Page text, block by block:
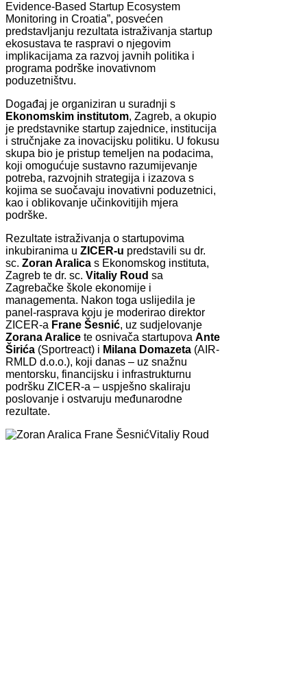
Evidence-Based Startup Ecosystem
Monitoring in Croatia”, posvećen
predstavljanju rezultata istraživanja startup
ekosustava te raspravi o njegovim
implikacijama za razvoj javnih politika i
programa podrške inovativnom
poduzetništvu.
Događaj je organiziran u suradnji s
Ekonomskim institutom, Zagreb, a okupio
je predstavnike startup zajednice, institucija
i stručnjake za inovacijsku politiku. U fokusu
skupa bio je pristup temeljen na podacima,
koji omogućuje sustavno razumijevanje
potreba, razvojnih strategija i izazova s
kojima se suočavaju inovativni poduzetnici,
kao i oblikovanje učinkovitijih mjera
podrške.
Rezultate istraživanja o startupovima
inkubiranima u ZICER-u predstavili su dr.
sc. Zoran Aralica s Ekonomskog instituta,
Zagreb te dr. sc. Vitaliy Roud sa
Zagrebačke škole ekonomije i
managementa. Nakon toga uslijedila je
panel-rasprava koju je moderirao direktor
ZICER-a Frane Šesnić, uz sudjelovanje
Zorana Aralice te osnivača startupova Ante
Širića (Sportreact) i Milana Domazeta (AIR-
RMLD d.o.o.), koji danas – uz snažnu
mentorsku, financijsku i infrastrukturnu
podršku ZICER-a – uspješno skaliraju
poslovanje i ostvaruju međunarodne
rezultate.